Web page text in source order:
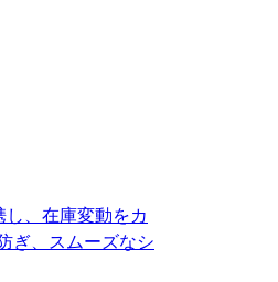
し、在庫変動をカ
ぎ、スムーズなシ